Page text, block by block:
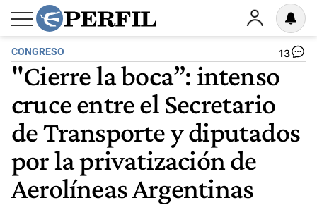
CONGRESO 13
"Cierre la boca”: intenso
cruce entre el Secretario
de Transporte y diputados
por la privatización de
Aerolíneas Argentinas